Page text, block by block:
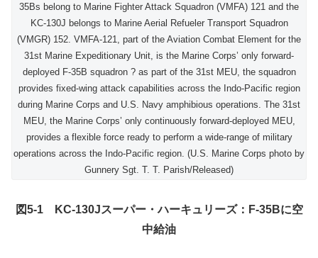
35Bs belong to Marine Fighter Attack Squadron (VMFA) 121 and the
KC-130J belongs to Marine Aerial Refueler Transport Squadron
(VMGR) 152. VMFA-121, part of the Aviation Combat Element for the
31st Marine Expeditionary Unit, is the Marine Corps’ only forward-
deployed F-35B squadron ? as part of the 31st MEU, the squadron
provides fixed-wing attack capabilities across the Indo-Pacific region
during Marine Corps and U.S. Navy amphibious operations. The 31st
MEU, the Marine Corps’ only continuously forward-deployed MEU,
provides a flexible force ready to perform a wide-range of military
operations across the Indo-Pacific region. (U.S. Marine Corps photo by
Gunnery Sgt. T. T. Parish/Released)
図5-1 KC-130Jスーパー・ハーキュリーズ：F-35Bに空
中給油